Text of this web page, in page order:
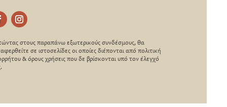
στους παραπάνω εξωτερικούς συνδέσμους, θα
σε ιστοσελίδες οι οποίες διέπονται από πολιτική
& όρους χρήσεις που δε βρίσκονται υπό τον έλεγχό